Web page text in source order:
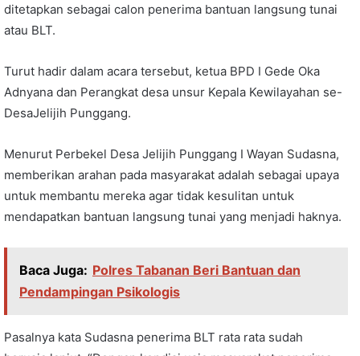
ditetapkan sebagai calon penerima bantuan langsung tunai
atau BLT.
Turut hadir dalam acara tersebut, ketua BPD I Gede Oka
Adnyana dan Perangkat desa unsur Kepala Kewilayahan se-
DesaJelijih Punggang.
Menurut Perbekel Desa Jelijih Punggang I Wayan Sudasna,
memberikan arahan pada masyarakat adalah sebagai upaya
untuk membantu mereka agar tidak kesulitan untuk
mendapatkan bantuan langsung tunai yang menjadi haknya.
Baca Juga: Polres Tabanan Beri Bantuan dan
Pendampingan Psikologis
Pasalnya kata Sudasna penerima BLT rata rata sudah